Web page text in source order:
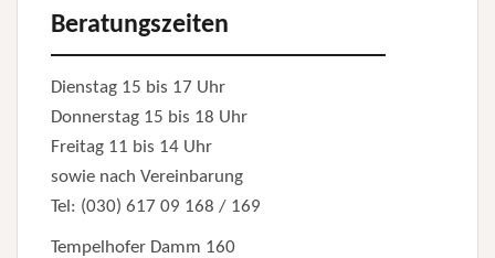
Beratungszeiten
Dienstag 15 bis 17 Uhr
Donnerstag 15 bis 18 Uhr
Freitag 11 bis 14 Uhr
sowie nach Vereinbarung
Tel: (030) 617 09 168 / 169
Tempelhofer Damm 160